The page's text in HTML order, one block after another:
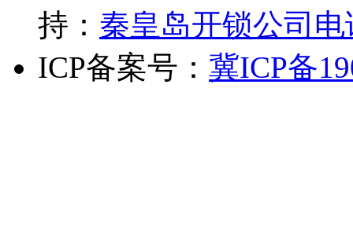
持： 秦皇岛开锁公司电
ICP备案号： 冀ICP备